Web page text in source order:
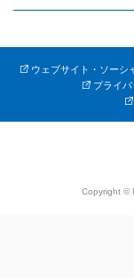
ウェブサイト・ソーシ
プライ
Copyright ©